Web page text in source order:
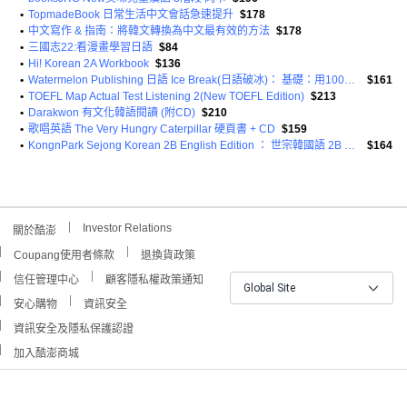
• TopmadeBook 日常生活中文會話急速提升 $178
• 中文寫作 & 指南：將韓文轉換為中文最有效的方法 $178
• 三國志22:看漫畫學習日語 $84
• Hi! Korean 2A Workbook $136
•
$161
• TOEFL Map Actual Test Listening 2(New TOEFL Edition) $213
• Darakwon 有文化韓語閱讀 (附CD) $210
• 歌唱英語 The Very Hungry Caterpillar 硬頁書 + CD $159
•
$164
關於酷澎 Investor Relations
Coupang使用者條款
退換貨政策
信任管理中心
顧客隱私權政策通知
安心購物
資訊安全
資訊安全及隱私保護認證
加入酷澎商城
Global Site